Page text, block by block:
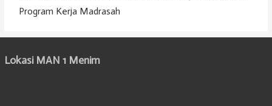
Program Kerja Madrasah
Lokasi MAN 1 Menim